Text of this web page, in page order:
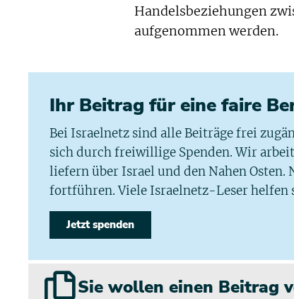
Handelsbeziehungen
aufgenommen werden.
Ihr Beitrag für eine faire
Bei Israelnetz sind alle Beiträge frei
sich durch freiwillige Spenden. Wir
liefern über Israel und den Nahen
fortführen. Viele Israelnetz-Leser helfen
Jetzt spenden
Sie wollen einen Beitrag